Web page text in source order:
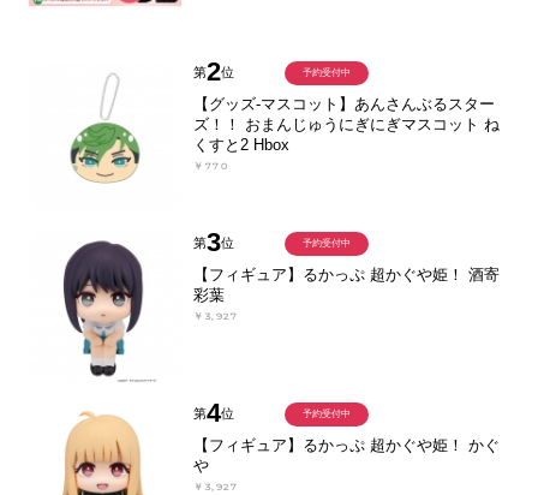
第2位
【グッズ-マスコット】あんさんぶるスター
ズ！！ おまんじゅうにぎにぎマスコット ね
くすと2 Hbox
￥770
予約受付中
第3位
【フィギュア】るかっぷ 超かぐや姫！ 酒寄
彩葉
￥3,927
予約受付中
第4位
【フィギュア】るかっぷ 超かぐや姫！ かぐ
や
￥3,927
予約受付中